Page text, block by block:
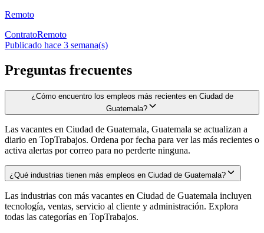
Remoto
ContratoRemoto
Publicado hace 3 semana(s)
Preguntas frecuentes
¿Cómo encuentro los empleos más recientes en Ciudad de
Guatemala?
Las vacantes en Ciudad de Guatemala, Guatemala se actualizan a
diario en TopTrabajos. Ordena por fecha para ver las más recientes o
activa alertas por correo para no perderte ninguna.
¿Qué industrias tienen más empleos en Ciudad de Guatemala?
Las industrias con más vacantes en Ciudad de Guatemala incluyen
tecnología, ventas, servicio al cliente y administración. Explora
todas las categorías en TopTrabajos.